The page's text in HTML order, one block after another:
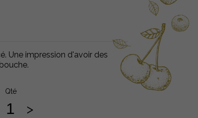
Une impression d'avoir des
Qté
>